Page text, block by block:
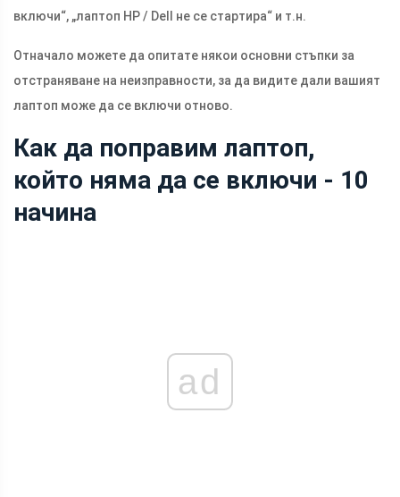
включи“, „лаптоп HP / Dell не се стартира“ и т.н.
Отначало можете да опитате някои основни стъпки за
отстраняване на неизправности, за да видите дали вашият
лаптоп може да се включи отново.
Как да поправим лаптоп,
който няма да се включи - 10
начина
ad